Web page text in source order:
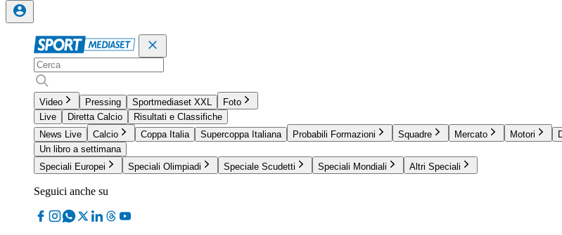
Video Pressing Sportmediaset XXL
Foto
Live
Diretta Calcio
Risultati e Classifiche
News Live
Calcio Coppa Italia Supercoppa Italiana Probabili Formazioni Squadre Mercato Motori
Un libro a settimana
Speciali Europei
Speciali Olimpiadi Speciale Scudetti Speciali Mondiali Altri Speciali
Seguici anche su